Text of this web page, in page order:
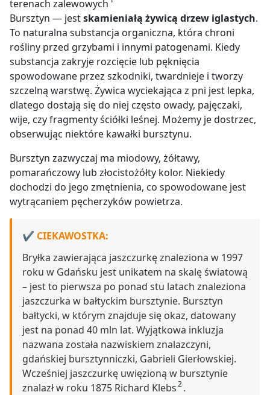
terenach zalewowych
Bursztyn — jestskamieniałą żywicą drzew iglastych.
To naturalna substancja organiczna, która chroni
rośliny przed grzybami i innymi patogenami. Kiedy
substancja zakryje rozcięcie lub pęknięcia
spowodowane przez szkodniki, twardnieje i tworzy
szczelną warstwę. Żywica wyciekająca z pni jest lepka,
dlatego dostają się do niej często owady, pajęczaki,
wije, czy fragmenty ściółki leśnej. Możemy je dostrzec,
obserwując niektóre kawałki bursztynu.
Bursztyn zazwyczaj ma miodowy, żółtawy,
pomarańczowy lub złocistożółty kolor. Niekiedy
dochodzi do jego zmętnienia, co spowodowane jest
wytrącaniem pęcherzyków powietrza.
CIEKAWOSTKA:
Bryłka zawierająca jaszczurkę znaleziona w 1997
roku w Gdańsku jest unikatem na skalę światową
– jest to pierwsza po ponad stu latach znaleziona
jaszczurka w bałtyckim bursztynie. Bursztyn
bałtycki, w którym znajduje się okaz, datowany
jest na ponad 40 mln lat. Wyjątkowa inkluzja
nazwana została nazwiskiem znalazczyni,
gdańskiej bursztynniczki, Gabrieli Gierłowskiej.
Wcześniej jaszczurkę uwięzioną w bursztynie
znalazł w roku 1875 Richard Klebs2.